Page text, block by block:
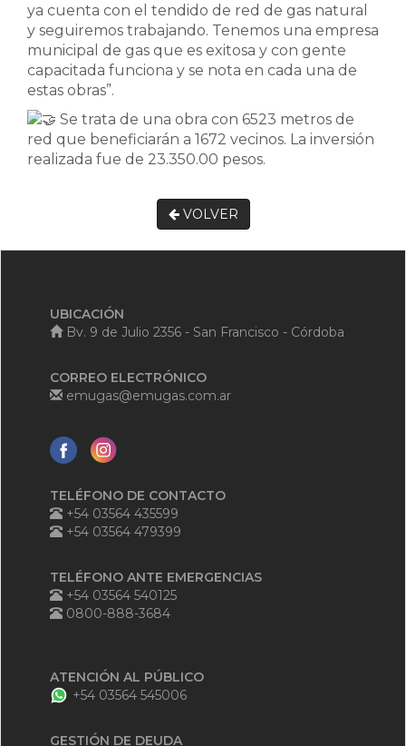
ya cuenta con el tendido de red de gas natural
y seguiremos trabajando. Tenemos una empresa
municipal de gas que es exitosa y con gente
capacitada funciona y se nota en cada una de
estas obras”.
Se trata de una obra con 6523 metros de
red que beneficiarán a 1672 vecinos. La inversión
realizada fue de 23.350.00 pesos.
VOLVER
UBICACIÓN
Bv. 9 de Julio 2356 - San Francisco - Córdoba
CORREO ELECTRÓNICO
emugas@emugas.com.ar
TELÉFONO DE CONTACTO
+54 03564 435599
+54 03564 479399
TELÉFONO ANTE EMERGENCIAS
+54 03564 540125
0800-888-3684
ATENCIÓN AL PÚBLICO
+54 03564 545006
GESTIÓN DE DEUDA